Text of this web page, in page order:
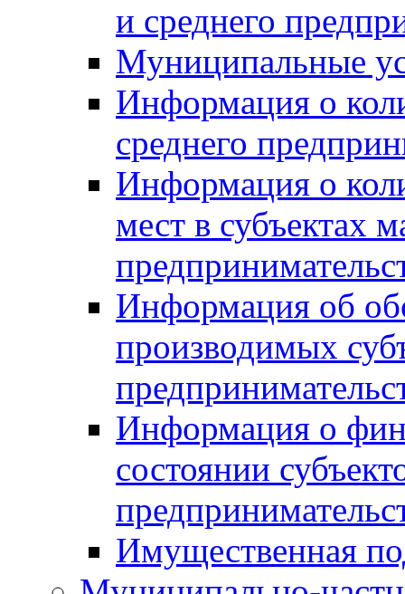
и среднего
Муниципальные
Информация о
среднего
Информация о
мест в субъектах
Информация об
производимых
Информация о
состоянии
Имущественная